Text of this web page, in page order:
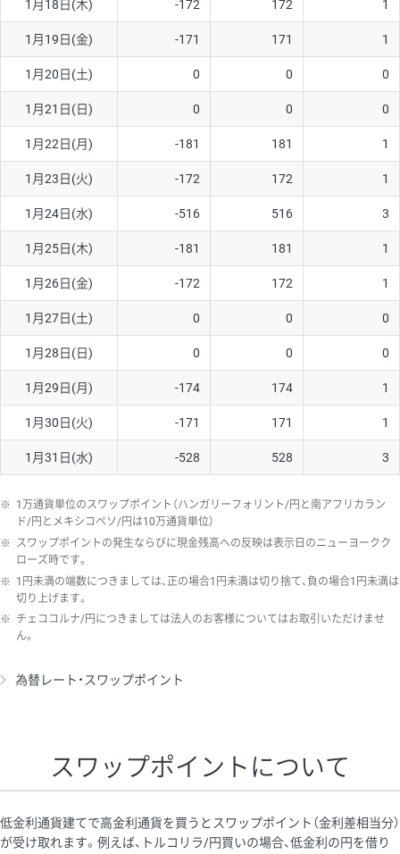
1月18日(木) -172 172 1
1月19日(金) -171 171 1
1月20日(土) 0 0 0
1月21日(日) 0 0 0
1月22日(月) -181 181 1
1月23日(火) -172 172 1
1月24日(水) -516 516 3
1月25日(木) -181 181 1
1月26日(金) -172 172 1
1月27日(土) 0 0 0
1月28日(日) 0 0 0
1月29日(月) -174 174 1
1月30日(火) -171 171 1
1月31日(水) -528 528 3
※ 1万通貨単位のスワップポイント（ハンガリーフォリント/円と南アフリカラン
ド/円とメキシコペソ/円は10万通貨単位）
※ スワップポイントの発生ならびに現金残高への反映は表示日のニューヨークク
ローズ時です。
※ 1円未満の端数につきましては、正の場合1円未満は切り捨て、負の場合1円未満は
切り上げます。
※ チェココルナ/円につきましては法人のお客様についてはお取引いただけませ
ん。
為替レート・スワップポイント
スワップポイントについて
低金利通貨建てで高金利通貨を買うとスワップポイント（金利差相当分）
が受け取れます。例えば、トルコリラ/円買いの場合、低金利の円を借り